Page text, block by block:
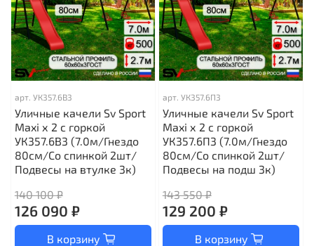
арт. УК357.6В3
Уличные качели Sv Sport
Maxi х 2 с горкой
УК357.6В3 (7.0м/Гнездо
80см/Со спинкой 2шт/
Подвесы на втулке 3к)
140 100 ₽
126 090 ₽
В корзину
арт. УК357.6П3
Уличные качели Sv Sport
Maxi х 2 с горкой
УК357.6П3 (7.0м/Гнездо
80см/Со спинкой 2шт/
Подвесы на подш 3к)
143 550 ₽
129 200 ₽
В корзину